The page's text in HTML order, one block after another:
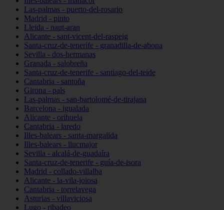
Las-palmas - puerto-del-rosario
Madrid - pinto
Lleida - naut-aran
Alicante - sant-vicent-del-raspeig
Santa-cruz-de-tenerife - granadilla-de-abona
Sevilla - dos-hermanas
Granada - salobreña
Santa-cruz-de-tenerife - santiago-del-teide
Cantabria - santoña
Girona - pals
Las-palmas - san-bartolomé-de-tirajana
Barcelona - igualada
Alicante - orihuela
Cantabria - laredo
Illes-balears - santa-margalida
Illes-balears - llucmajor
Sevilla - alcalá-de-guadaíra
Santa-cruz-de-tenerife - guía-de-isora
Madrid - collado-villalba
Alicante - la-vila-joiosa
Cantabria - torrelavega
Asturias - villaviciosa
Lugo - ribadeo